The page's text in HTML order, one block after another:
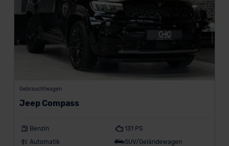
Gebrauchtwagen
Jeep Compass
Benzin
131 PS
Automatik
SUV/Geländewagen